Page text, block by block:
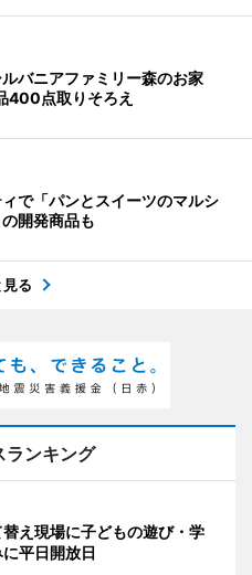
バニアファミリー森のお家
点取りそろえ
で「パンとスイーツのマルシ
開発商品も
見る
ランキング
え現場に子どもの遊び・学
平日開放日